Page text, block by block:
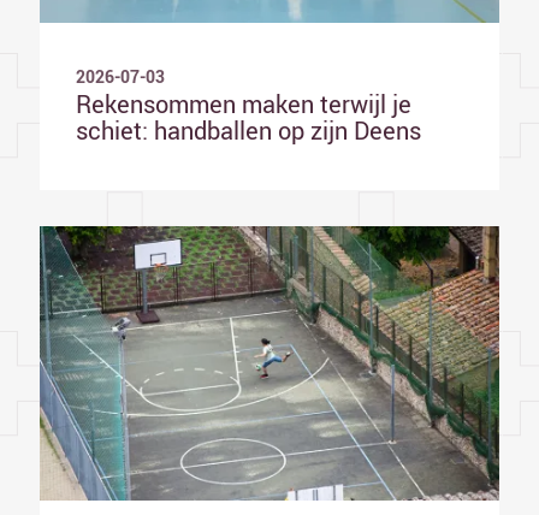
2026-07-03
Rekensommen maken terwijl je
schiet: handballen op zijn Deens